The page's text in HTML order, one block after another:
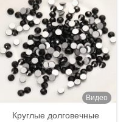
Видео
Круглые долговечные